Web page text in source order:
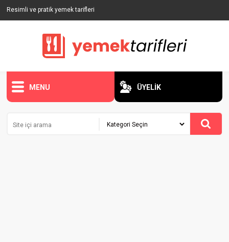
Resimli ve pratik yemek tarifleri
MENU ÜYELİK